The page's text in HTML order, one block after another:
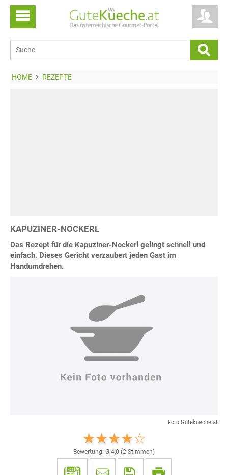
HOME REZEPTE
KAPUZINER-NOCKERL
Das Rezept für die Kapuziner-Nockerl gelingt schnell und
einfach. Dieses Gericht verzaubert jeden Gast im
Handumdrehen.
Foto Gutekueche.at
Bewertung: Ø 4,0 (2 Stimmen)